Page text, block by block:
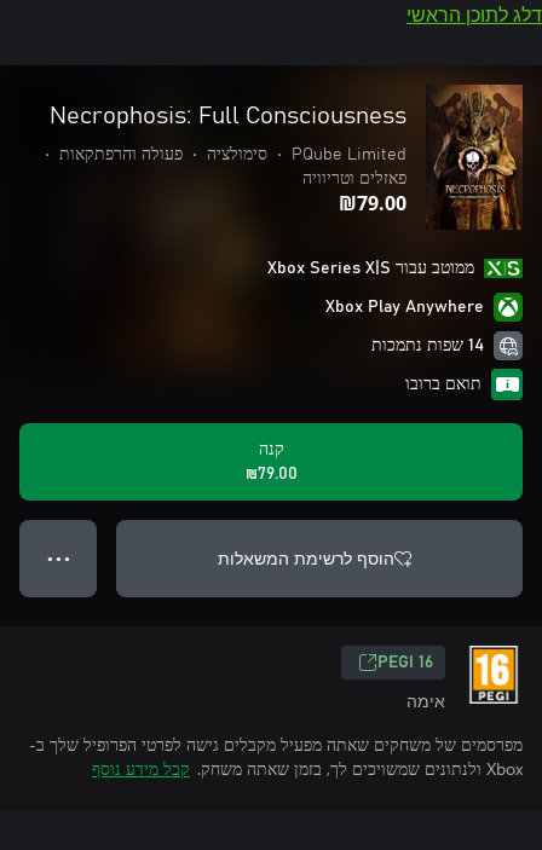
דלג לתוכן הראשי
Necrophosis: Full Consciousness
PQube Limited
• סימולציה • פעולה והרפתקאות
•
פאזלים וטריוויה
‪₪‎79.00‬
ממוטב עבור Xbox Series X|S
Xbox Play Anywhere
14 שפות נתמכות
תואם ברובו
קנה
‪₪‎79.00‬
הוסף לרשימת המשאלות ● ● ●
‎PEGI 16‎
אימה
מפרסמים של משחקים שאתה מפעיל מקבלים גישה לפרטי הפרופיל שלך ב-
Xbox ולנתונים שמשויכים לך, בזמן שאתה משחק.
קבל מידע נוסף